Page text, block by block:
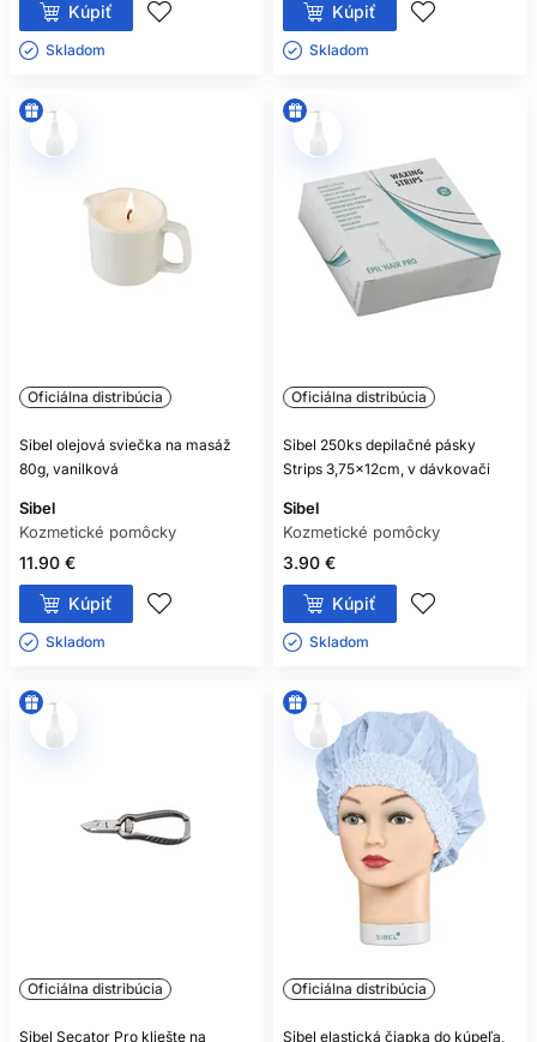
Kúpiť
Skladom ㅤ
Kúpiť
Skladom ㅤ
Oficiálna distribúcia
Sibel olejová sviečka na masáž
80g, vanilková
Sibel
Kozmetické pomôcky
11.90 €
Kúpiť
Skladom ㅤ
Oficiálna distribúcia
Sibel 250ks depilačné pásky
Strips 3,75x12cm, v dávkovači
Sibel
Kozmetické pomôcky
3.90 €
Kúpiť
Skladom ㅤ
Oficiálna distribúcia
Sibel Secator Pro kliešte na
Oficiálna distribúcia
Sibel elastická čiapka do kúpeľa,